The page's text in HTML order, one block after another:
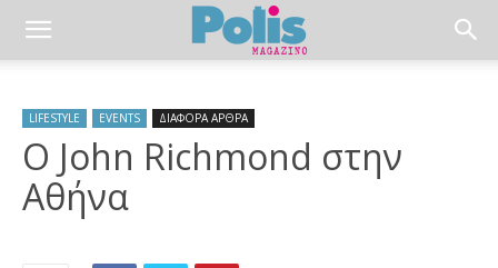
LIFESTYLE EVENTS ΔΙΑΦΟΡΑ ΑΡΘΡΑ
Ο John Richmond στην
Αθήνα